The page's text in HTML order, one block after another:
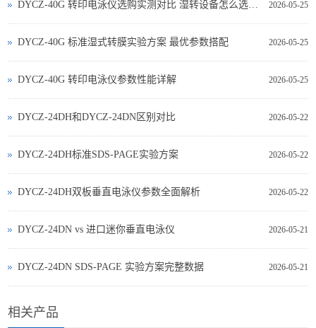
2026-05-25
DYCZ-40G 转印电泳仪选购实测对比 湿转设备怎么选不踩坑
2026-05-25
DYCZ-40G 标准湿式转膜实验方案 最优参数搭配
2026-05-25
DYCZ-40G 转印电泳仪参数性能详解
2026-05-22
DYCZ-24DH和DYCZ-24DN区别对比
2026-05-22
DYCZ-24DH标准SDS-PAGE实验方案
2026-05-22
DYCZ-24DH双板垂直电泳仪参数全面解析
2026-05-21
DYCZ‑24DN vs 进口迷你垂直电泳仪
2026-05-21
DYCZ‑24DN SDS‑PAGE 实验方案完整数据
相关产品